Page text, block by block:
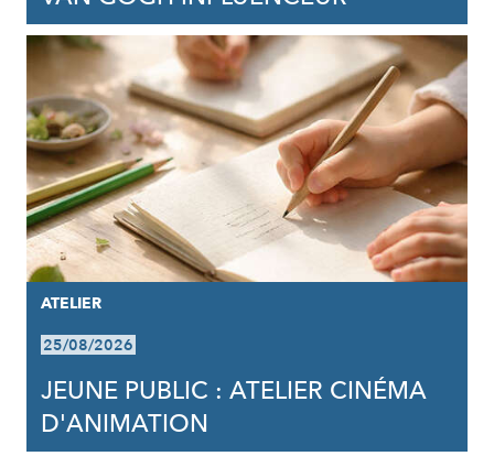
ATELIER
25/08/2026
JEUNE PUBLIC : ATELIER CINÉMA
D'ANIMATION